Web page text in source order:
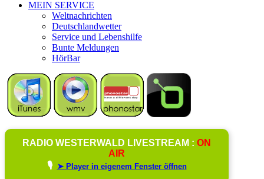
MEIN SERVICE
Weltnachrichten
Deutschlandwetter
Service und Lebenshilfe
Bunte Meldungen
HörBar
RADIO WESTERWALD LIVESTREAM : ON
AIR
🎙️ ➤ Player in eigenem Fenster öffnen